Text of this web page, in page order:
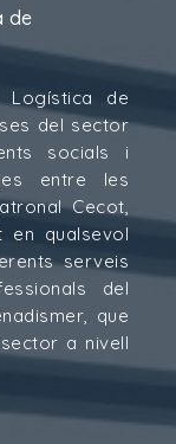
de
de
del sector
socials i
entre les
Cecot,
en qualsevol
serveis
del
que
a nivell